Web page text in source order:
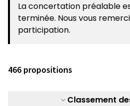
La concertation préalable
terminée. Nous vous
participation.
466 propositions
Classement